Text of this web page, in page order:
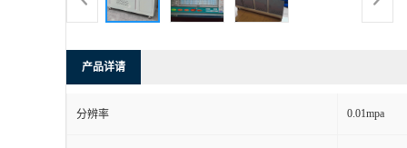
产品详请
分辨率 0.01mpa